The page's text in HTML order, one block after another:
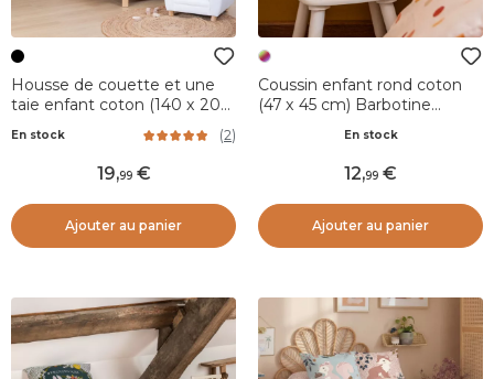
Housse de couette et une
taie enfant coton (140 x 200
En stock (2)
19,99
Ajouter au panier
Coussin enfant rond coton
(47 x 45 cm) Barbotine
En stock
12,99
Ajouter au panier